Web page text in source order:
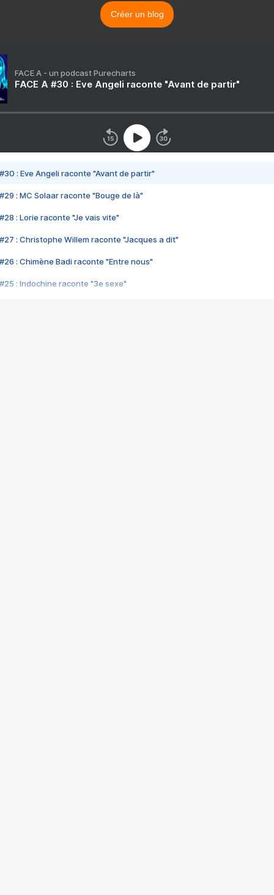
Créer un blog
FACE A - un podcast Purecharts
FACE A #30 : Eve Angeli raconte "Avant de partir"
#30 : Eve Angeli raconte "Avant de partir"
#29 : MC Solaar raconte "Bouge de là"
#28 : Lorie raconte "Je vais vite"
#27 : Christophe Willem raconte "Jacques a dit"
#26 : Chimène Badi raconte "Entre nous"
#25 : Indochine raconte "3e sexe"